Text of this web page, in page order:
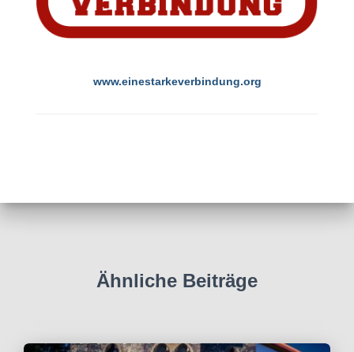
www.einestarkeverbindung.org
Ähnliche Beiträge